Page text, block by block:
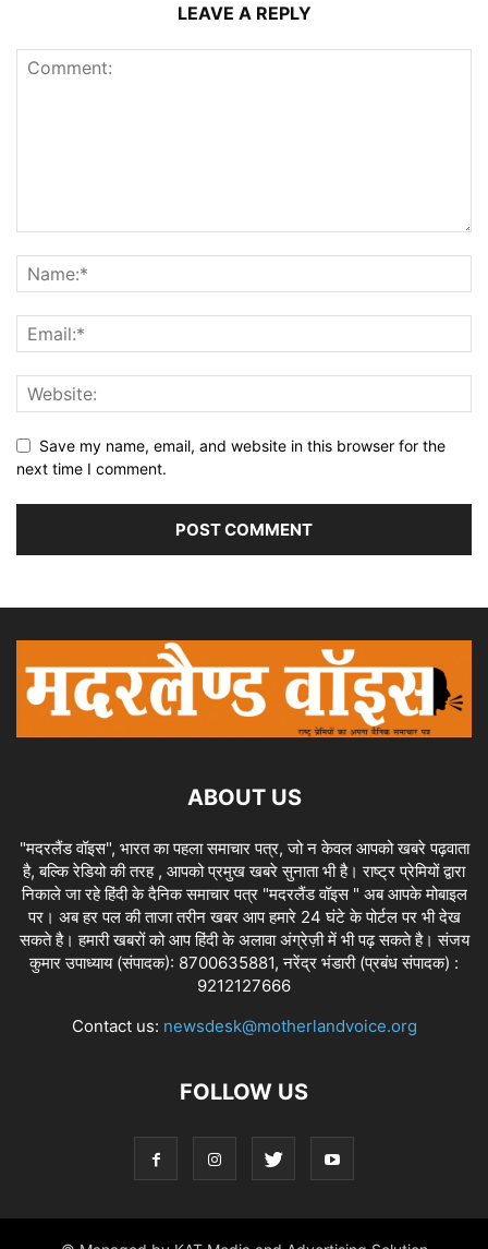
LEAVE A REPLY
Save my name, email, and website in this browser for the
next time I comment.
ABOUT US
"मदरलैंड वॉइस", भारत का पहला समाचार पत्र, जो न केवल आपको खबरे पढ़वाता
है, बल्कि रेडियो की तरह , आपको प्रमुख खबरे सुनाता भी है। राष्ट्र प्रेमियों द्वारा
निकाले जा रहे हिंदी के दैनिक समाचार पत्र "मदरलैंड वॉइस " अब आपके मोबाइल
पर। अब हर पल की ताजा तरीन खबर आप हमारे 24 घंटे के पोर्टल पर भी देख
सकते है। हमारी खबरों को आप हिंदी के अलावा अंग्रेज़ी में भी पढ़ सकते है। संजय
कुमार उपाध्याय (संपादक): 8700635881, नरेंद्र भंडारी (प्रबंध संपादक) :
9212127666
Contact us: newsdesk@motherlandvoice.org
FOLLOW US